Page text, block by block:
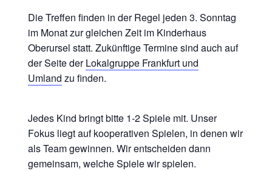
Die Treffen finden in der Regel jeden 3. Sonntag
im Monat zur gleichen Zeit im Kinderhaus
Oberursel statt. Zukünftige Termine sind auch auf
der Seite derLokalgruppe Frankfurt und
Umland zu finden.
Jedes Kind bringt bitte 1-2 Spiele mit. Unser
Fokus liegt auf kooperativen Spielen, in denen wir
als Team gewinnen. Wir entscheiden dann
gemeinsam, welche Spiele wir spielen.